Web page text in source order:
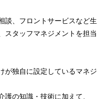
談、フロントサービスなど生
スタッフマネジメントを担当
が独自に設定しているマネジ
の知識・技術に加えて、